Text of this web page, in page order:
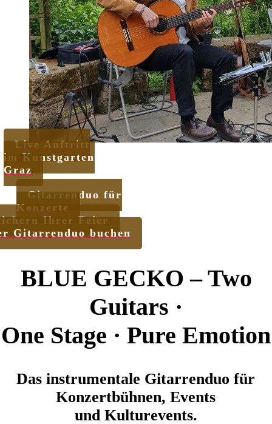
Blog - 12
Live Auftritt
im Kunstgarten
Graz
Gitarrenduo für
Konzerte
Ihrer Feier
Gitarrenduo buchen
BLUE GECKO – Two
Guitars ·
One Stage · Pure Emotion
Das instrumentale Gitarrenduo für
Konzertbühnen, Events
und Kulturevents.